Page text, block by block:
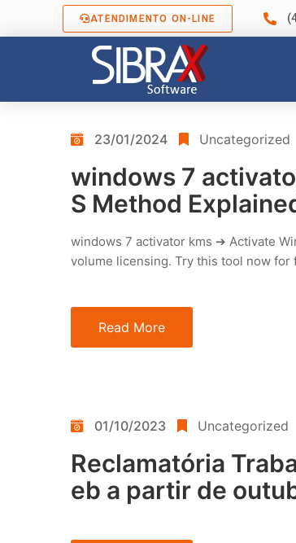
ATENDIMENTO ON-LINE
23/01/2024 Uncategorized
windows 7
S Method
windows 7 activator kms ➔ Activate
volume licensing. Try this tool now for
Read More
01/10/2023 Uncategorized
Reclamatória
eb a partir de